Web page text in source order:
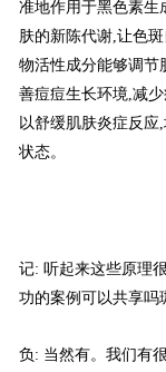
准地作用于黑色素生
肤的新陈代谢,让色
物活性成分能够调节
善痘痘生长环境,减
以舒缓肌肤炎症反应
状态。
记: 听起来这些原理
功的案例可以共享吗
负: 当然有。我们有